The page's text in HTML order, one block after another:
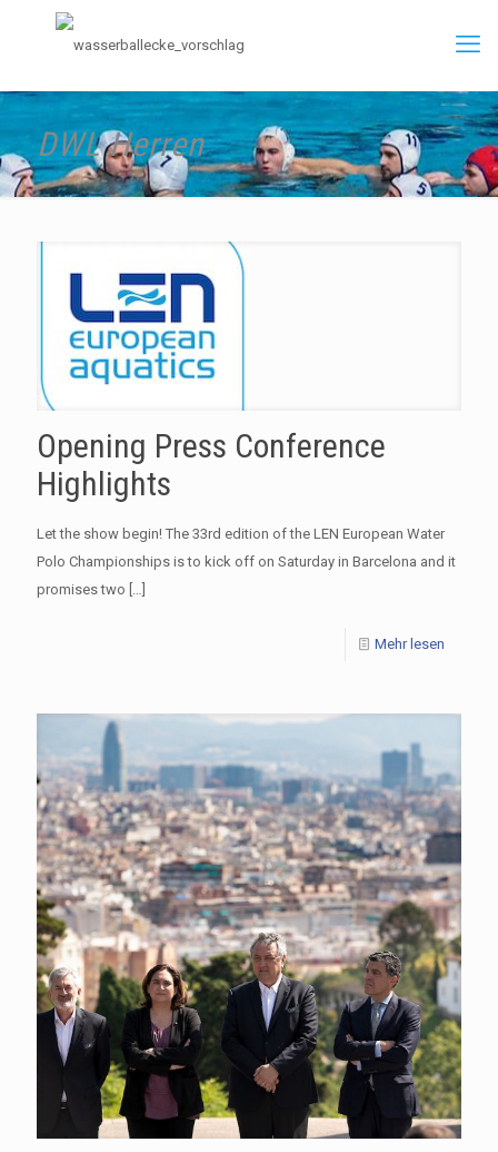
DWL Herren
Opening Press Conference
Highlights
Let the show begin! The 33rd edition of the LEN European Water
Polo Championships is to kick off on Saturday in Barcelona and it
promises two […]
Mehr lesen